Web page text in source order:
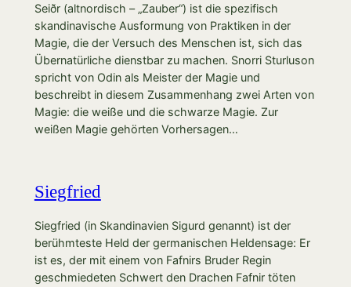
Seiðr (altnordisch – „Zauber“) ist die spezifisch
skandinavische Ausformung von Praktiken in der
Magie, die der Versuch des Menschen ist, sich das
Übernatürliche dienstbar zu machen. Snorri Sturluson
spricht von Odin als Meister der Magie und
beschreibt in diesem Zusammenhang zwei Arten von
Magie: die weiße und die schwarze Magie. Zur
weißen Magie gehörten Vorhersagen…
Siegfried
Siegfried (in Skandinavien Sigurd genannt) ist der
berühmteste Held der germanischen Heldensage: Er
ist es, der mit einem von Fafnirs Bruder Regin
geschmiedeten Schwert den Drachen Fafnir töten